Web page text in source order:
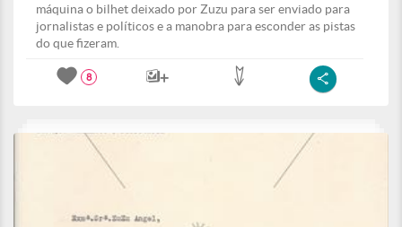
máquina o bilhet deixado por Zuzu para ser enviado para
jornalistas e políticos e a manobra para esconder as pistas
do que fizeram.
8